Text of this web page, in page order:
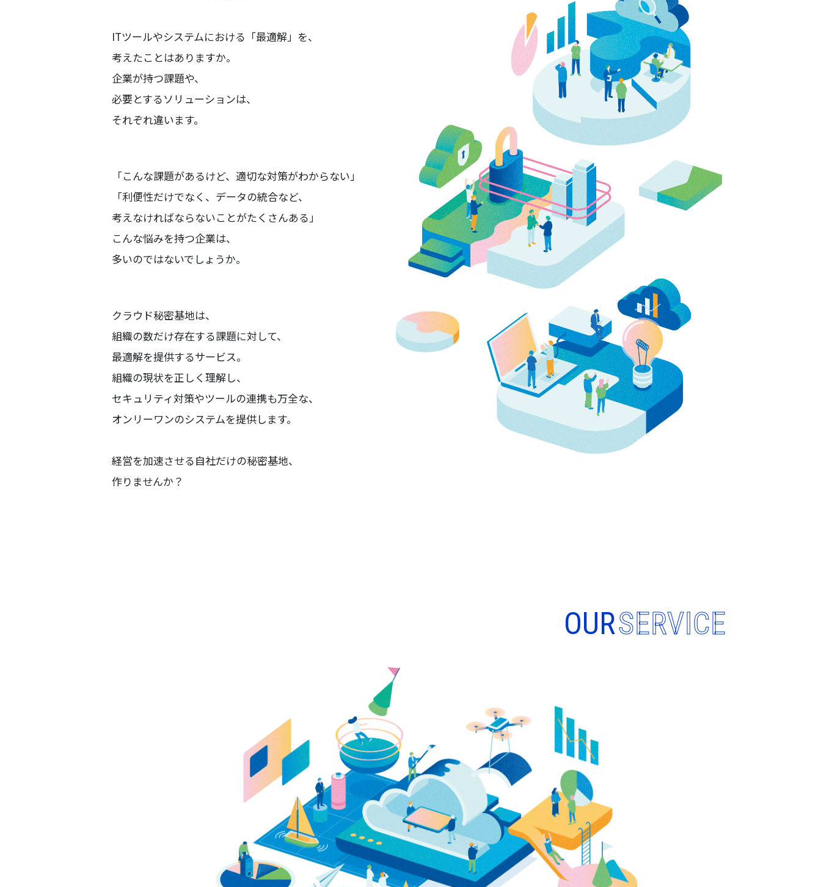
ITツールやシステムにおける「最適解」を、
考えたことはありますか。
企業が持つ課題や、
必要とするソリューションは、
それぞれ違います。
「こんな課題があるけど、適切な対策がわからない」
「利便性だけでなく、データの統合など、
考えなければならないことがたくさんある」
こんな悩みを持つ企業は、
多いのではないでしょうか。
クラウド秘密基地は、
組織の数だけ存在する課題に対して、
最適解を提供するサービス。
組織の現状を正しく理解し、
セキュリティ対策やツールの連携も万全な、
オンリーワンのシステムを提供します。
経営を加速させる自社だけの秘密基地、
作りませんか？
OURSERVICE